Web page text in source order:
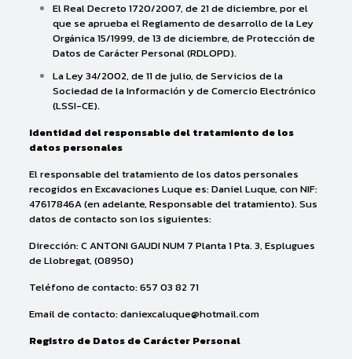
El Real Decreto 1720/2007, de 21 de diciembre, por el
que se aprueba el Reglamento de desarrollo de la Ley
Orgánica 15/1999, de 13 de diciembre, de Protección de
Datos de Carácter Personal (RDLOPD).
La Ley 34/2002, de 11 de julio, de Servicios de la
Sociedad de la Información y de Comercio Electrónico
(LSSI-CE).
Identidad del responsable del tratamiento de los
datos personales
El responsable del tratamiento de los datos personales
recogidos en Excavaciones Luque es: Daniel Luque, con NIF:
47617846A (en adelante, Responsable del tratamiento). Sus
datos de contacto son los siguientes:
Dirección: C ANTONI GAUDI NUM 7 Planta 1 Pta. 3, Esplugues
de Llobregat, (08950)
Teléfono de contacto: 657 03 82 71
Email de contacto: daniexcaluque@hotmail.com
Registro de Datos de Carácter Personal